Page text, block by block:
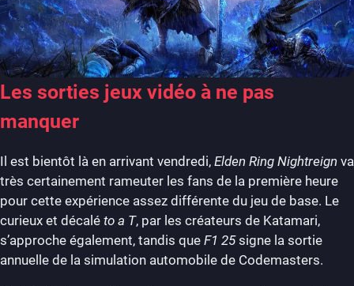
Les sorties jeux vidéo à ne pas
manquer
Il est bientôt là en arrivant vendredi, Elden Ring Nightreign va
très certainement rameuter les fans de la première heure
pour cette expérience assez différente du jeu de base. Le
curieux et décalé to a T, par les créateurs de Katamari,
s’approche également, tandis que F1 25signe la sortie
annuelle de la simulation automobile de Codemasters.